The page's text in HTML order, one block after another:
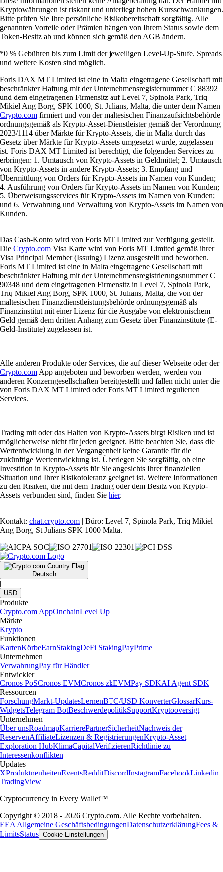
Kryptowährungen ist riskant und unterliegt hohen Kursschwankungen.
Bitte prüfen Sie Ihre persönliche Risikobereitschaft sorgfältig. Alle
genannten Vorteile oder Prämien hängen von Ihrem Status sowie dem
Token-Besitz ab und können sich gemäß den AGB ändern.
*0 % Gebühren bis zum Limit der jeweiligen Level-Up-Stufe. Spreads
und weitere Kosten sind möglich.
Foris DAX MT Limited ist eine in Malta eingetragene Gesellschaft mit
beschränkter Haftung mit der Unternehmensregisternummer C 88392
und dem eingetragenen Firmensitz auf Level 7, Spinola Park, Triq
Mikiel Ang Borg, SPK 1000, St. Julians, Malta, die unter dem Namen
Crypto.com firmiert und von der maltesischen Finanzaufsichtsbehörde
ordnungsgemäß als Krypto-Asset-Dienstleister gemäß der Verordnung
2023/1114 über Märkte für Krypto-Assets, die in Malta durch das
Gesetz über Märkte für Krypto-Assets umgesetzt wurde, zugelassen
ist. Foris DAX MT Limited ist berechtigt, die folgenden Services zu
erbringen: 1. Umtausch von Krypto-Assets in Geldmittel; 2. Umtausch
von Krypto-Assets in andere Krypto-Assets; 3. Empfang und
Übermittlung von Orders für Krypto-Assets im Namen von Kunden;
4. Ausführung von Orders für Krypto-Assets im Namen von Kunden;
5. Überweisungsservices für Krypto-Assets im Namen von Kunden;
und 6. Verwahrung und Verwaltung von Krypto-Assets im Namen von
Kunden.
Das Cash-Konto wird von Foris MT Limited zur Verfügung gestellt.
Die Crypto.com Visa Karte wird von Foris MT Limited gemäß ihrer
Visa Principal Member (Issuing) Lizenz ausgestellt und beworben.
Foris MT Limited ist eine in Malta eingetragene Gesellschaft mit
beschränkter Haftung mit der Unternehmensregistrierungsnummer C
90348 und dem eingetragenen Firmensitz in Level 7, Spinola Park,
Triq Mikiel Ang Borg, SPK 1000, St. Julians, Malta, die von der
maltesischen Finanzdienstleistungsbehörde ordnungsgemäß als
Finanzinstitut mit einer Lizenz für die Ausgabe von elektronischem
Geld gemäß dem dritten Anhang zum Gesetz über Finanzinstitute (E-
Geld-Institute) zugelassen ist.
Alle anderen Produkte oder Services, die auf dieser Webseite oder der
Crypto.com App angeboten und beworben werden, werden von
anderen Konzerngesellschaften bereitgestellt und fallen nicht unter die
von Foris DAX MT Limited oder Foris MT Limited regulierten
Services.
Trading mit oder das Halten von Krypto-Assets birgt Risiken und ist
möglicherweise nicht für jeden geeignet. Bitte beachten Sie, dass die
Wertentwicklung in der Vergangenheit keine Garantie für die
zukünftige Wertentwicklung ist. Überlegen Sie sorgfältig, ob eine
Investition in Krypto-Assets für Sie angesichts Ihrer finanziellen
Situation und Ihrer Risikotoleranz geeignet ist. Weitere Informationen
zu den Risiken, die mit dem Trading oder dem Besitz von Krypto-
Assets verbunden sind, finden Sie hier.
Kontakt: chat.crypto.com | Büro: Level 7, Spinola Park, Triq Mikiel
Ang Borg, St Julians SPK 1000 Malta.
Deutsch
|
USD
Produkte
Crypto.com AppOnchainLevel Up
Märkte
Krypto
Funktionen
KartenKörbeEarnStakingDeFi StakingPayPrime
Unternehmen
VerwahrungPay für Händler
Entwickler
Cronos PoSCronos EVMCronos zkEVMPay SDKAI Agent SDK
Ressourcen
ForschungMarkt-UpdatesLernenBTC/USD KonverterGlossarKurs-
WidgetsTelegram BotBeschwerdepolitikSupportKryptooversigt
Unternehmen
Über unsRoadmapKarrierePartnerSicherheitNachweis der
ReservenAffiliateLizenzen & RegistrierungenKrypto-Asset
Exploration HubKlimaCapitalVerifizierenRichtlinie zu
Interessenkonflikten
Updates
XProduktneuheitenEventsRedditDiscordInstagramFacebookLinkedin
TradingView
Cryptocurrency in Every Wallet™
Copyright © 2018 - 2026 Crypto.com. Alle Rechte vorbehalten.
EEA Allgemeine GeschäftsbedingungenDatenschutzerklärungFees &
LimitsStatus Cookie-Einstellungen